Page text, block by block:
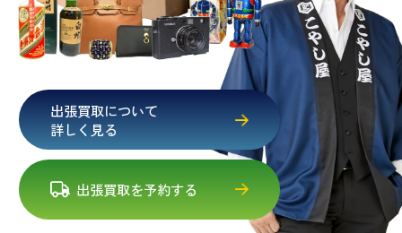
出張買取について
詳しく見る
出張買取を予約する